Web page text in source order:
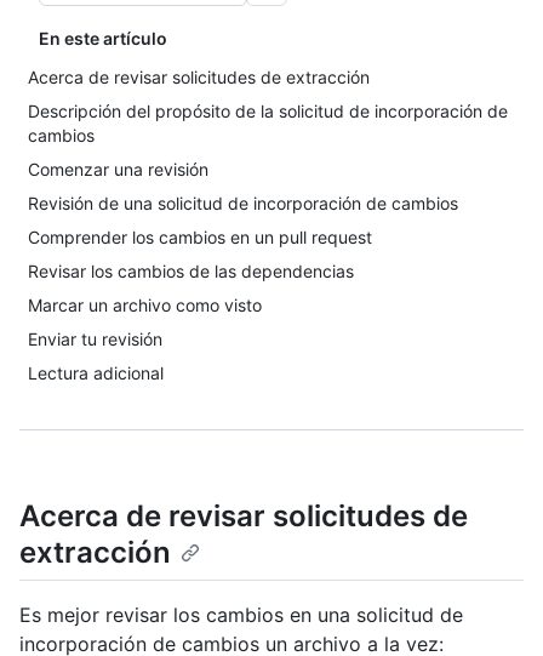
En este artículo
Acerca de revisar solicitudes de extracción
Descripción del propósito de la solicitud de incorporación de
cambios
Comenzar una revisión
Revisión de una solicitud de incorporación de cambios
Comprender los cambios en un pull request
Revisar los cambios de las dependencias
Marcar un archivo como visto
Enviar tu revisión
Lectura adicional
Acerca de revisar solicitudes de
extracción
Es mejor revisar los cambios en una solicitud de
incorporación de cambios un archivo a la vez: